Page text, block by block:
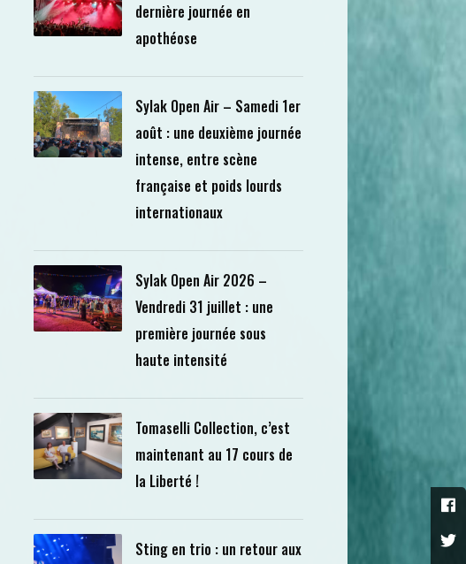
dernière journée en
apothéose
Sylak Open Air – Samedi 1er
août : une deuxième journée
intense, entre scène
française et poids lourds
internationaux
Sylak Open Air 2026 –
Vendredi 31 juillet : une
première journée sous
haute intensité
Tomaselli Collection, c’est
maintenant au 17 cours de
la Liberté !
Sting en trio : un retour aux